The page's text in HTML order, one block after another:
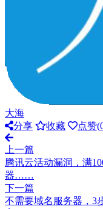
大海
分享
收藏 点赞(
上一篇
腾讯云活动漏洞，满
器……
下一篇
不需要域名服务器，3